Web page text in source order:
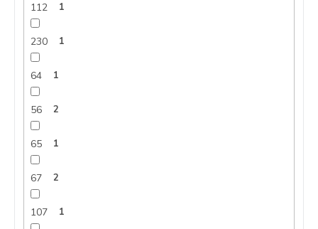
112 1
230 1
64 1
56 2
65 1
67 2
107 1